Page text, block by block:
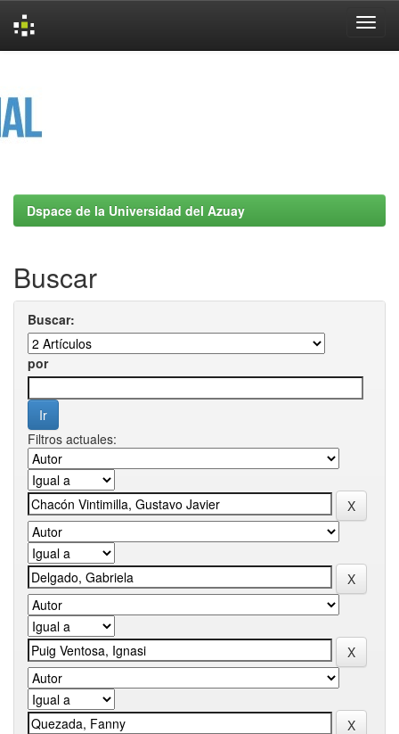
Dspace de la Universidad del Azuay
Buscar
Buscar:
por
Filtros actuales: